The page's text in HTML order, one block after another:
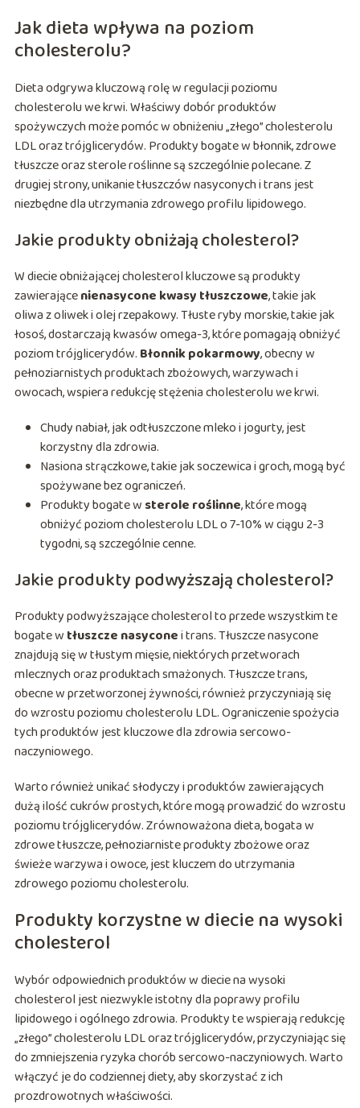
Jak dieta wpływa na poziom
cholesterolu?
Dieta odgrywa kluczową rolę w regulacji poziomu
cholesterolu we krwi. Właściwy dobór produktów
spożywczych może pomóc w obniżeniu „złego” cholesterolu
LDL oraz trójglicerydów. Produkty bogate w błonnik, zdrowe
tłuszcze oraz sterole roślinne są szczególnie polecane. Z
drugiej strony, unikanie tłuszczów nasyconych i trans jest
niezbędne dla utrzymania zdrowego profilu lipidowego.
Jakie produkty obniżają cholesterol?
W diecie obniżającej cholesterol kluczowe są produkty
zawierającenienasycone kwasy tłuszczowe, takie jak
oliwa z oliwek i olej rzepakowy. Tłuste ryby morskie, takie jak
łosoś, dostarczają kwasów omega-3, które pomagają obniżyć
poziom trójglicerydów. Błonnik pokarmowy, obecny w
pełnoziarnistych produktach zbożowych, warzywach i
owocach, wspiera redukcję stężenia cholesterolu we krwi.
Chudy nabiał, jak odtłuszczone mleko i jogurty, jest
korzystny dla zdrowia.
Nasiona strączkowe, takie jak soczewica i groch, mogą być
spożywane bez ograniczeń.
Produkty bogate w sterole roślinne, które mogą
obniżyć poziom cholesterolu LDL o 7-10% w ciągu 2-3
tygodni, są szczególnie cenne.
Jakie produkty podwyższają cholesterol?
Produkty podwyższające cholesterol to przede wszystkim te
bogate w tłuszcze nasyconei trans. Tłuszcze nasycone
znajdują się w tłustym mięsie, niektórych przetworach
mlecznych oraz produktach smażonych. Tłuszcze trans,
obecne w przetworzonej żywności, również przyczyniają się
do wzrostu poziomu cholesterolu LDL. Ograniczenie spożycia
tych produktów jest kluczowe dla zdrowia sercowo-
naczyniowego.
Warto również unikać słodyczy i produktów zawierających
dużą ilość cukrów prostych, które mogą prowadzić do wzrostu
poziomu trójglicerydów. Zrównoważona dieta, bogata w
zdrowe tłuszcze, pełnoziarniste produkty zbożowe oraz
świeże warzywa i owoce, jest kluczem do utrzymania
zdrowego poziomu cholesterolu.
Produkty korzystne w diecie na wysoki
cholesterol
Wybór odpowiednich produktów w diecie na wysoki
cholesterol jest niezwykle istotny dla poprawy profilu
lipidowego i ogólnego zdrowia. Produkty te wspierają redukcję
„złego” cholesterolu LDL oraz trójglicerydów, przyczyniając się
do zmniejszenia ryzyka chorób sercowo-naczyniowych. Warto
włączyć je do codziennej diety, aby skorzystać z ich
prozdrowotnych właściwości.